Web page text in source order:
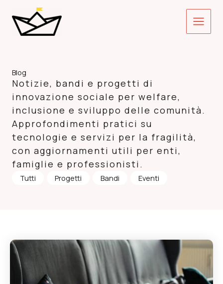
contenuto
Main
Menu
Blog
Notizie, bandi e progetti di
innovazione sociale per welfare,
inclusione e sviluppo delle comunità.
Approfondimenti pratici su
tecnologie e servizi per la fragilità,
con aggiornamenti utili per enti,
famiglie e professionisti.
Tutti Progetti Bandi Eventi